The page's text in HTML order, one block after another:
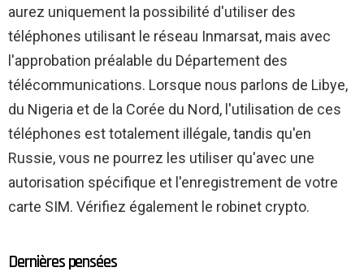
aurez uniquement la possibilité d'utiliser des
téléphones utilisant le réseau Inmarsat, mais avec
l'approbation préalable du Département des
télécommunications. Lorsque nous parlons de Libye,
du Nigeria et de la Corée du Nord, l'utilisation de ces
téléphones est totalement illégale, tandis qu'en
Russie, vous ne pourrez les utiliser qu'avec une
autorisation spécifique et l'enregistrement de votre
carte SIM. Vérifiez également le robinet crypto.
Dernières pensées